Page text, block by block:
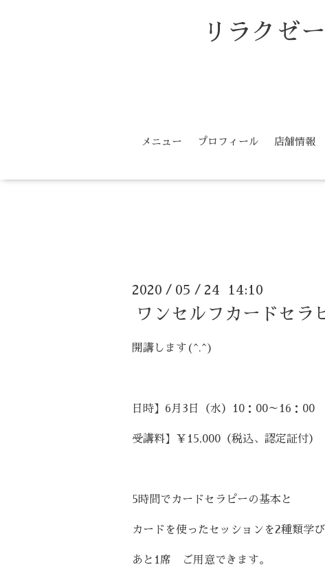
リラクゼ
メニュー プロフィール 店舗情報
2020 / 05 / 24 14:10
ワンセルフカードセラ
開講します(^.^)
日時】6月3日（水）10：00～16：00
受講料】￥15,000（税込、認定証付）
5時間でカードセラピーの基本と
カードを使ったセッションを2種類学び
あと1席 ご用意できます。